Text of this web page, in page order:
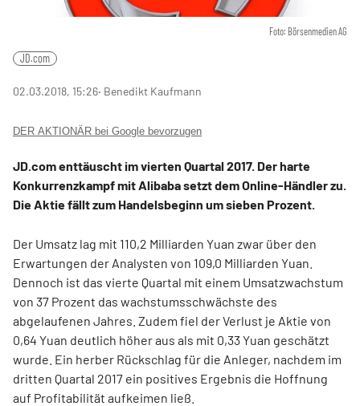
Foto: Börsenmedien AG
JD.com
02.03.2018, 15:26‧ Benedikt Kaufmann
DER AKTIONÄR bei Google bevorzugen
JD.com enttäuscht im vierten Quartal 2017. Der harte
Konkurrenzkampf mit Alibaba setzt dem Online-Händler zu.
Die Aktie fällt zum Handelsbeginn um sieben Prozent.
Der Umsatz lag mit 110,2 Milliarden Yuan zwar über den
Erwartungen der Analysten von 109,0 Milliarden Yuan.
Dennoch ist das vierte Quartal mit einem Umsatzwachstum
von 37 Prozent das wachstumsschwächste des
abgelaufenen Jahres. Zudem fiel der Verlust je Aktie von
0,64 Yuan deutlich höher aus als mit 0,33 Yuan geschätzt
wurde. Ein herber Rückschlag für die Anleger, nachdem im
dritten Quartal 2017 ein positives Ergebnis die Hoffnung
auf Profitabilität aufkeimen ließ.